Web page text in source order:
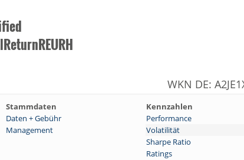
WKN DE:
Stammdaten Kennzahlen
Daten + Gebühr Performance
Management Volatilität
Sharpe Ratio
Ratings